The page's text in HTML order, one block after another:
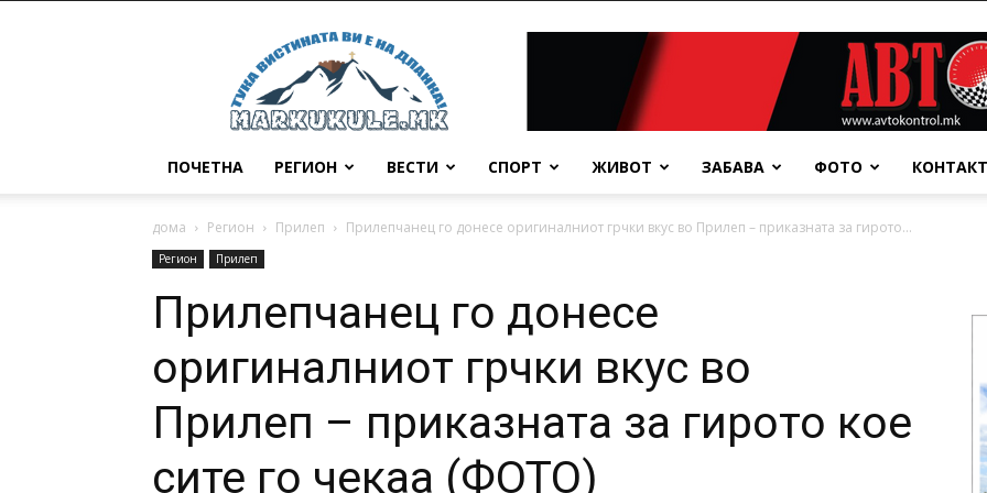
Маркукуле
ПОЧЕТНА РЕГИОН ВЕСТИ СПОРТ ЖИВОТ ЗАБАВА ФОТО КОНТАКТ
дома Регион Прилеп Прилепчанец го донесе оригиналниот грчки вкус во Прилеп – приказната за гирото...
Регион Прилеп
Прилепчанец го донесе
оригиналниот грчки вкус во
Прилеп – приказната за гирото кое
сите го чекаа (ФОТО)